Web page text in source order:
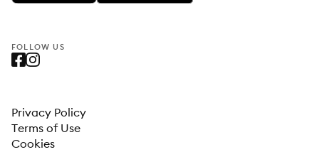
FOLLOW US
Privacy Policy
Terms of Use
Cookies